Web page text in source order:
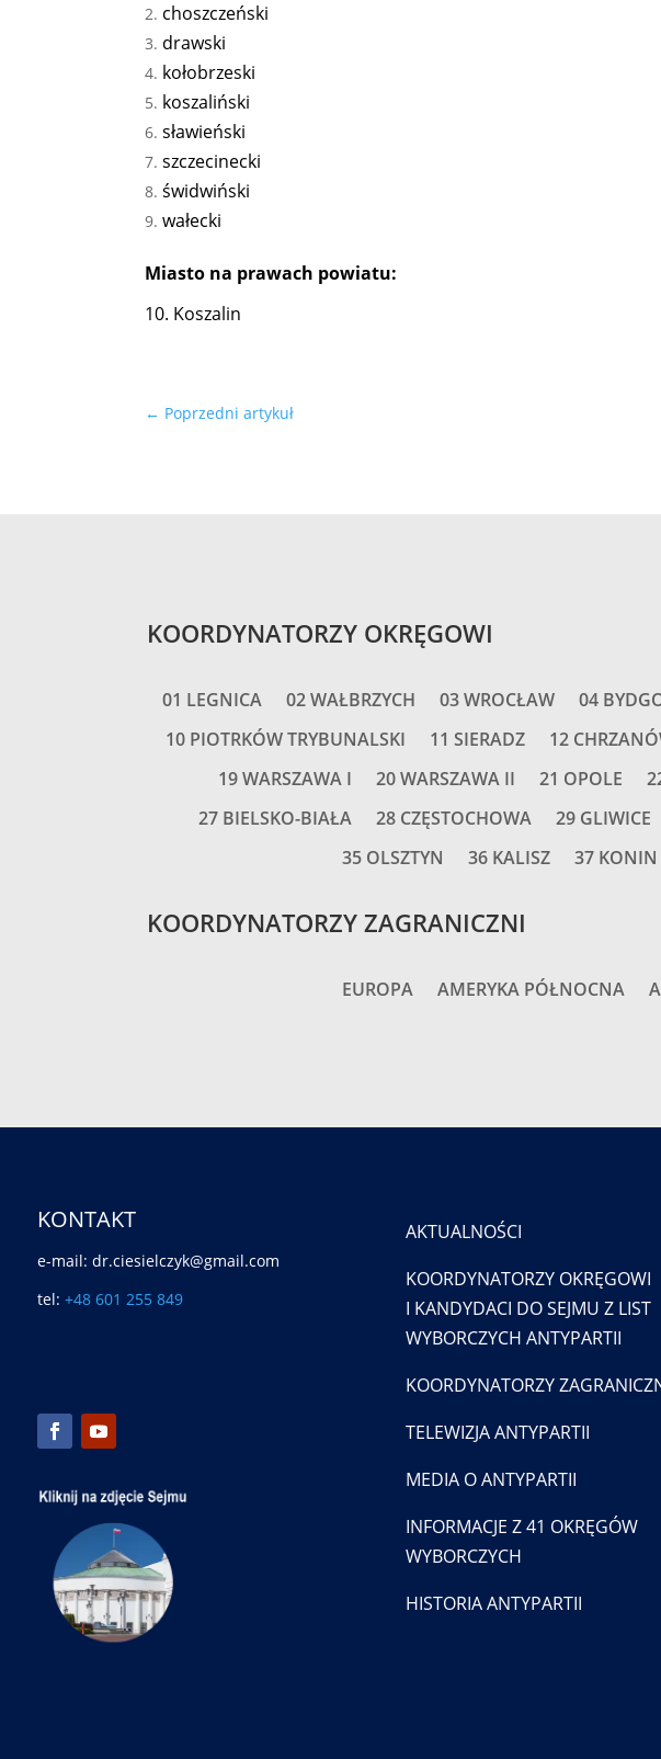
choszczeński
drawski
kołobrzeski
koszaliński
sławieński
szczecinecki
świdwiński
wałecki
Miasto na prawach powiatu:
10. Koszalin
← Poprzedni artykuł
KOORDYNATORZY OKRĘGOWI
01 LEGNICA 02 WAŁBRZYCH 03 WROCŁAW 04
10 PIOTRKÓW TRYBUNALSKI
11 SIERADZ 12
19 WARSZAWA I
20 WARSZAWA II 21 OPOLE
27 BIELSKO-BIAŁA
28 CZĘSTOCHOWA 29 GLIWICE
35 OLSZTYN
36 KALISZ 37 KONIN
KOORDYNATORZY ZAGRANICZNI
EUROPA AMERYKA PÓŁNOCNA
KONTAKT
e-mail: dr.ciesielczyk@gmail.com
tel: +48 601 255 849
AKTUALNOŚCI
KOORDYNATORZY OKRĘGOWI
I KANDYDACI DO SEJMU Z LIST
WYBORCZYCH ANTYPARTII
KOORDYNATORZY
TELEWIZJA ANTYPARTII
MEDIA O ANTYPARTII
INFORMACJE Z 41 OKRĘGÓW
WYBORCZYCH
HISTORIA ANTYPARTII